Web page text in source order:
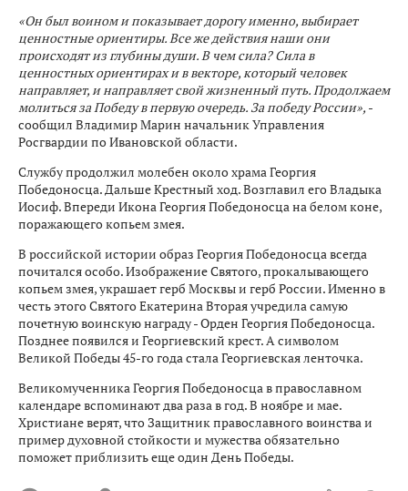
«Он был воином и показывает дорогу именно, выбирает
ценностные ориентиры. Все же действия наши они
происходят из глубины души. В чем сила? Сила в
ценностных ориентирах и в векторе, который человек
направляет, и направляет свой жизненный путь. Продолжаем
молиться за Победу в первую очередь. За победу России», -
сообщил Владимир Марин начальник Управления
Росгвардии по Ивановской области.
Службу продолжил молебен около храма Георгия
Победоносца. Дальше Крестный ход. Возглавил его Владыка
Иосиф. Впереди Икона Георгия Победоносца на белом коне,
поражающего копьем змея.
В российской истории образ Георгия Победоносца всегда
почитался особо. Изображение Святого, прокалывающего
копьем змея, украшает герб Москвы и герб России. Именно в
честь этого Святого Екатерина Вторая учредила самую
почетную воинскую награду - Орден Георгия Победоносца.
Позднее появился и Георгиевский крест. А символом
Великой Победы 45-го года стала Георгиевская ленточка.
Великомученника Георгия Победоносца в православном
календаре вспоминают два раза в год. В ноябре и мае.
Христиане верят, что Защитник православного воинства и
пример духовной стойкости и мужества обязательно
поможет приблизить еще один День Победы.